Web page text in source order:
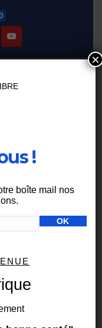
la
!
boîte mail nos
×